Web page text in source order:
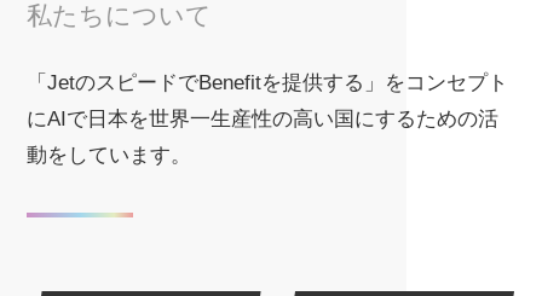
私たちについて
「JetのスピードでBenefitを提供する」をコンセプト
にAIで日本を世界一生産性の高い国にするための活
動をしています。